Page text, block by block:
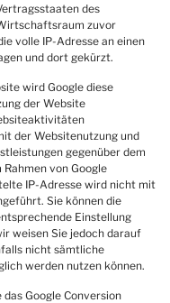
des
zuvor
volle IP-Adresse an einen
und dort gekürzt.
wird Google diese
der Website
der Websitenutzung und
gegenüber dem
von Google
IP-Adresse wird nicht mit
Sie können die
Einstellung
weisen Sie jedoch darauf
nicht sämtliche
werden nutzen können.
Google Conversion